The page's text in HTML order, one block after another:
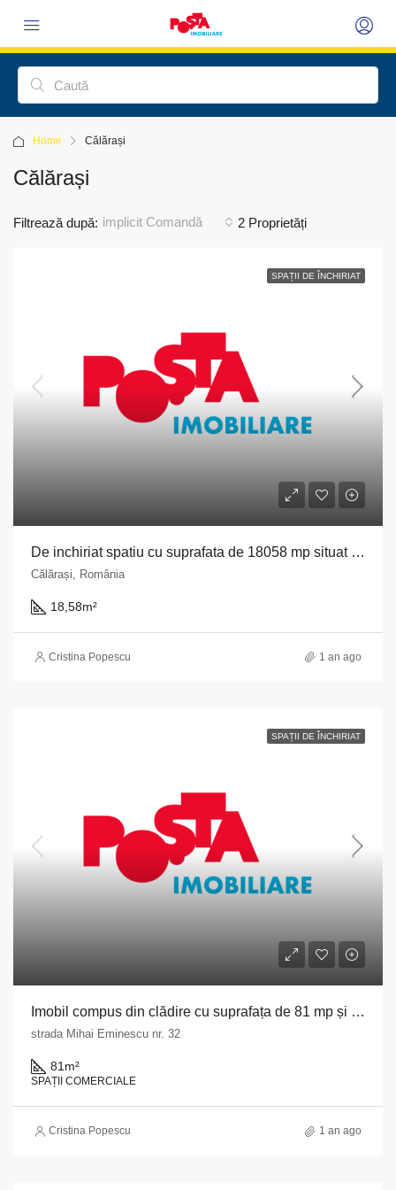
Home Călărași
Călărași
2 Proprietăți
Filtrează după: implicit Comandă
SPAȚII DE ÎNCHIRIAT
De inchiriat spatiu cu suprafata de 18058 mp situat in Municipiul Calarasi, str. Prelungirea Bucuresti nr. 4, bloc M4, judetul Calarasi
Călărași, România
18,58m²
Cristina Popescu 1 an ago
SPAȚII DE ÎNCHIRIAT
Imobil compus din clădire cu suprafața de 81 mp și teren cu suprafața de 96 mp situat în comuna Dragoș Voda, strada Mihai Eminescu nr. 32, județul Călărași
strada Mihai Eminescu nr. 32
81 m²
SPAȚII COMERCIALE
Cristina Popescu 1 an ago